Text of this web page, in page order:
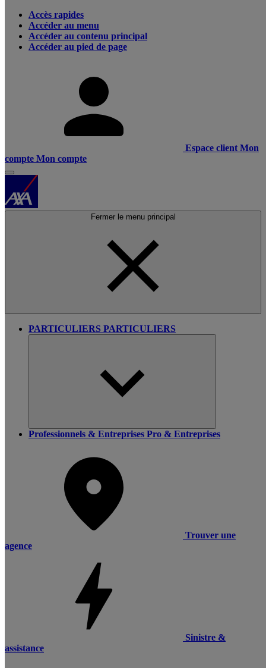
Accès rapides
Accéder au menu
Accéder au contenu principal
Accéder au pied de page
Espace client Mon
compte Mon compte
Fermer le menu principal
PARTICULIERS PARTICULIERS
Professionnels & Entreprises Pro & Entreprises
Trouver une
agence
Sinistre &
assistance